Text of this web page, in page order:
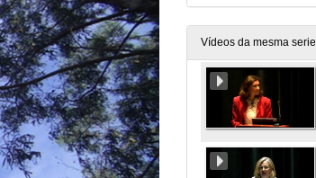
Vídeos da mesma serie